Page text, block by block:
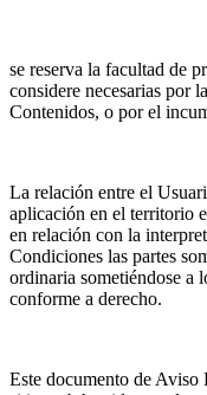
se reserva la facultad de
considere necesarias por
Contenidos, o por el
La relación entre el
aplicación en el territorio
en relación con la
Condiciones las partes
ordinaria sometiéndose a
conforme a derecho.
Este documento de Aviso